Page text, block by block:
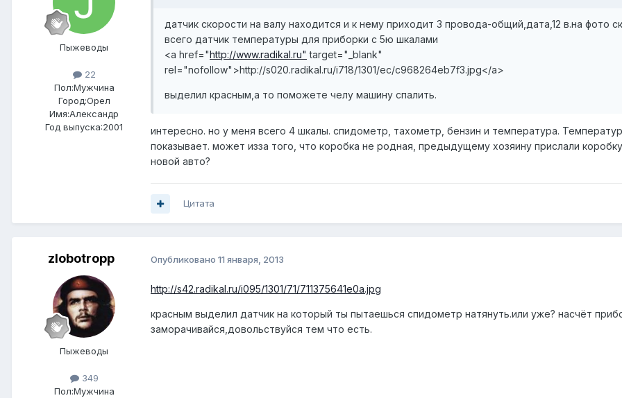
Пыжеводы
22
Пол:Мужчина
Город:Орел
Имя:Александр
Год выпуска:2001
датчик скорости на валу находится и к нему приходит 3 провода-общий,дата,12 в.на фото
всего датчик температуры для приборки с 5ю шкалами
<a href="http://www.radikal.ru" target="_blank"
rel="nofollow">http://s020.radikal.ru/i718/1301/ec/c968264eb7f3.jpg</a>
выделил красным,а то поможете челу машину спалить.
интересно. но у меня всего 4 шкалы. спидометр, тахометр, бензин и температура.
показывает. может изза того, что коробка не родная, предыдущему хозяину прислали
новой авто?
Цитата
zlobotropp
Пыжеводы
349
Пол:Мужчина
Опубликовано 11 января, 2013
http://s42.radikal.ru/i095/1301/71/711375641e0a.jpg
красным выделил датчик на который ты пытаешься спидометр натянуть.или уже? насчёт
заморачивайся,довольствуйся тем что есть.